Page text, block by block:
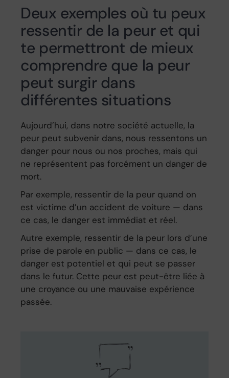
Deux exemples où tu peux
ressentir de la peur et qui
te permettront de mieux
comprendre que la peur
peut surgir dans
différentes situations
Aujourd’hui, dans notre société actuelle, la
peur peut subvenir dans, nous ressentons un
danger pour nous ou nos proches, mais qui
ne représentent pas forcément un danger de
mort.
Par exemple, ressentir de la peur quand on
est victime d’un accident de voiture — dans
ce cas, le danger est immédiat et réel.
Autre exemple, ressentir de la peur lors d’une
prise de parole en public — dans ce cas, le
danger est potentiel et qui peut se passer
dans le futur. Cette peur est peut-être liée à
une croyance ou une mauvaise expérience
passée.